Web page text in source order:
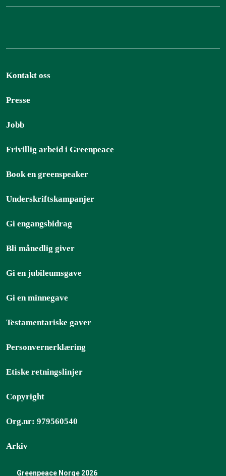
Kontakt oss
Presse
Jobb
Frivillig arbeid i Greenpeace
Book en greenspeaker
Underskriftskampanjer
Gi engangsbidrag
Bli månedlig giver
Gi en jubileumsgave
Gi en minnegave
Testamentariske gaver
Personvernerklæring
Etiske retningslinjer
Copyright
Org.nr: 979560540
Arkiv
Greenpeace Norge 2026